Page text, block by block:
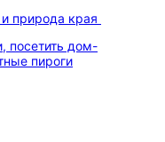
природа края
посетить дом-
пироги